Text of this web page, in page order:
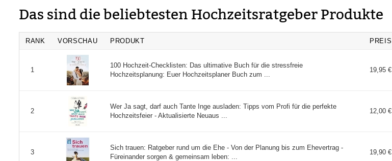
Das sind die beliebtesten Hochzeitsratgeber Produkte
RANK VORSCHAU PRODUKT PREIS
1
100 Hochzeit-Checklisten: Das ultimative Buch für die stressfreie
Hochzeitsplanung: Euer Hochzeitsplaner Buch zum ...
19,95 €
2
Wer Ja sagt, darf auch Tante Inge ausladen: Tipps vom Profi für die perfekte
Hochzeitsfeier - Aktualisierte Neuaus ...
12,00 €
3
Sich trauen: Ratgeber rund um die Ehe - Von der Planung bis zum Ehevertrag -
Füreinander sorgen & gemeinsam leben: ...
19,90 €